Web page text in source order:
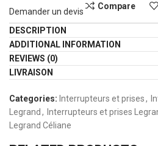
Demander un devis
Compare
DESCRIPTION
ADDITIONAL INFORMATION
REVIEWS (0)
LIVRAISON
Categories: Interrupteurs et prises,
Legrand , Interrupteurs et prises
Legrand Céliane